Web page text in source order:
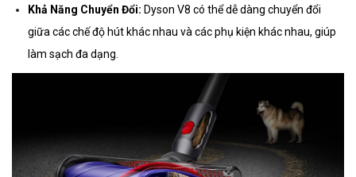
Khả Năng Chuyển Đổi: Dyson V8 có thể dễ dàng chuyển đổi
giữa các chế độ hút khác nhau và các phụ kiện khác nhau, giúp
làm sạch đa dạng.